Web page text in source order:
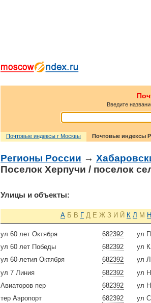
Введите
Почтовые индексы г Москвы Почтовые индексы
Регионы России →
Поселок Херпучи / поселок
Улицы и объекты:
А Б В Г Д Е Ж З И Й К Л М Н
682392
ул 60 лет Октября
682392
ул 60 лет Победы
682392
ул 60-летия Октября
682392
ул 7 Линия
682392
Авиаторов пер
682392
тер Аэропорт
ул
ул
ул
ул
ул
ул